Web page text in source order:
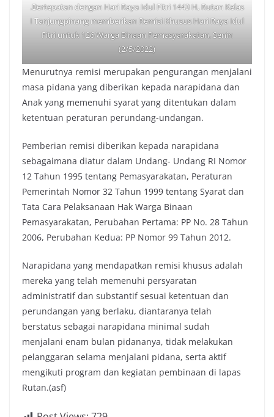
.Bertepatan dengan Hari Raya Idul Fitri 1443 H, Rutan Kelas
I Tanjungpinang memberikan Remisi Khusus Hari Raya Idul
Fitri untuk 126 Warga Binaan Pemasyarakatan, Senin
(2/5/2022)
Menurutnya remisi merupakan pengurangan menjalani
masa pidana yang diberikan kepada narapidana dan
Anak yang memenuhi syarat yang ditentukan dalam
ketentuan peraturan perundang-undangan.
Pemberian remisi diberikan kepada narapidana
sebagaimana diatur dalam Undang- Undang RI Nomor
12 Tahun 1995 tentang Pemasyarakatan, Peraturan
Pemerintah Nomor 32 Tahun 1999 tentang Syarat dan
Tata Cara Pelaksanaan Hak Warga Binaan
Pemasyarakatan, Perubahan Pertama: PP No. 28 Tahun
2006, Perubahan Kedua: PP Nomor 99 Tahun 2012.
Narapidana yang mendapatkan remisi khusus adalah
mereka yang telah memenuhi persyaratan
administratif dan substantif sesuai ketentuan dan
perundangan yang berlaku, diantaranya telah
berstatus sebagai narapidana minimal sudah
menjalani enam bulan pidananya, tidak melakukan
pelanggaran selama menjalani pidana, serta aktif
mengikuti program dan kegiatan pembinaan di lapas
Rutan.(asf)